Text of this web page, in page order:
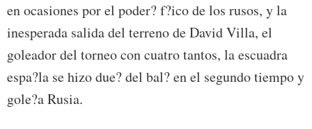
en ocasiones por el poder? f?ico de los rusos, y la
inesperada salida del terreno de David Villa, el
goleador del torneo con cuatro tantos, la escuadra
espa?la se hizo due? del bal? en el segundo tiempo y
gole?a Rusia.